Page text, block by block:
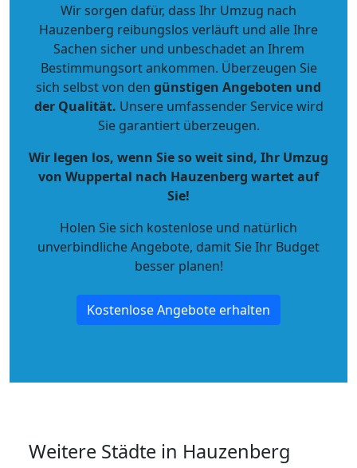
Wir sorgen dafür, dass Ihr Umzug nach
Hauzenberg reibungslos verläuft und alle Ihre
Sachen sicher und unbeschadet an Ihrem
Bestimmungsort ankommen. Überzeugen Sie
sich selbst von den günstigen Angeboten und
der Qualität. Unsere umfassender Service wird
Sie garantiert überzeugen.
Wir legen los, wenn Sie so weit sind, Ihr Umzug
von Wuppertal nach Hauzenberg wartet auf
Sie!
Holen Sie sich kostenlose und natürlich
unverbindliche Angebote, damit Sie Ihr Budget
besser planen!
Kostenlose Angebote erhalten
Weitere Städte in Hauzenberg